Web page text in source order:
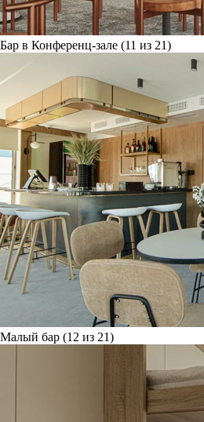
Бар в Конференц-зале (11 из 21)
Малый бар (12 из 21)